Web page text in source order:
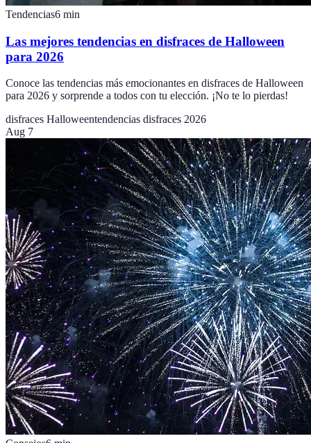
Tendencias6 min
Las mejores tendencias en disfraces de Halloween
para 2026
Conoce las tendencias más emocionantes en disfraces de Halloween
para 2026 y sorprende a todos con tu elección. ¡No te lo pierdas!
disfraces Halloweentendencias disfraces 2026
Aug 7